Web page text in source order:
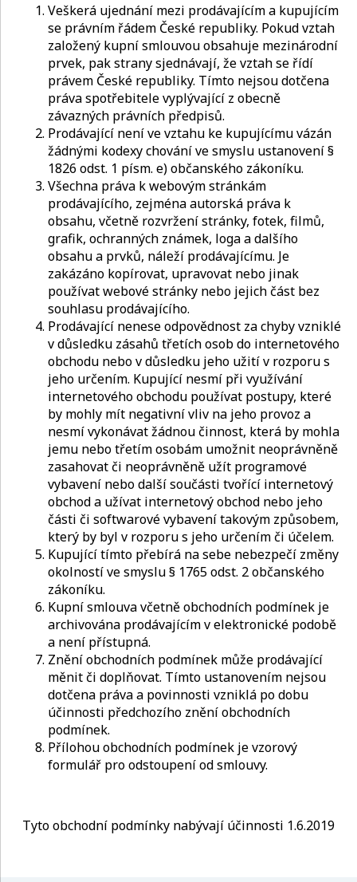
Veškerá ujednání mezi prodávajícím a kupujícím
se právním řádem České republiky. Pokud vztah
založený kupní smlouvou obsahuje mezinárodní
prvek, pak strany sjednávají, že vztah se řídí
právem České republiky. Tímto nejsou dotčena
práva spotřebitele vyplývající z obecně
závazných právních předpisů.
Prodávající není ve vztahu ke kupujícímu vázán
žádnými kodexy chování ve smyslu ustanovení §
1826 odst. 1 písm. e) občanského zákoníku.
Všechna práva k webovým stránkám
prodávajícího, zejména autorská práva k
obsahu, včetně rozvržení stránky, fotek, filmů,
grafik, ochranných známek, loga a dalšího
obsahu a prvků, náleží prodávajícímu. Je
zakázáno kopírovat, upravovat nebo jinak
používat webové stránky nebo jejich část bez
souhlasu prodávajícího.
Prodávající nenese odpovědnost za chyby vzniklé
v důsledku zásahů třetích osob do internetového
obchodu nebo v důsledku jeho užití v rozporu s
jeho určením. Kupující nesmí při využívání
internetového obchodu používat postupy, které
by mohly mít negativní vliv na jeho provoz a
nesmí vykonávat žádnou činnost, která by mohla
jemu nebo třetím osobám umožnit neoprávněně
zasahovat či neoprávněně užít programové
vybavení nebo další součásti tvořící internetový
obchod a užívat internetový obchod nebo jeho
části či softwarové vybavení takovým způsobem,
který by byl v rozporu s jeho určením či účelem.
Kupující tímto přebírá na sebe nebezpečí změny
okolností ve smyslu § 1765 odst. 2 občanského
zákoníku.
Kupní smlouva včetně obchodních podmínek je
archivována prodávajícím v elektronické podobě
a není přístupná.
Znění obchodních podmínek může prodávající
měnit či doplňovat. Tímto ustanovením nejsou
dotčena práva a povinnosti vzniklá po dobu
účinnosti předchozího znění obchodních
podmínek.
Přílohou obchodních podmínek je vzorový
formulář pro odstoupení od smlouvy.
Tyto obchodní podmínky nabývají účinnosti 1.6.2019